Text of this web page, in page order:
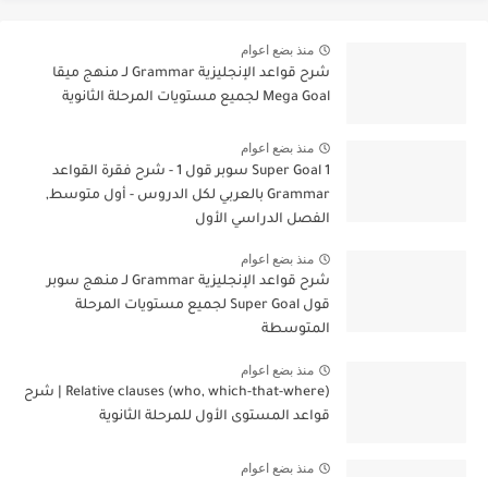
منذ بضع اعوام
شرح قواعد الإنجليزية Grammar لـ منهج ميقا
Mega Goal لجميع مستويات المرحلة الثانوية
منذ بضع اعوام
Super Goal 1 سوبر قول 1 - شرح فقرة القواعد
Grammar بالعربي لكل الدروس - أول متوسط,
الفصل الدراسي الأول
منذ بضع اعوام
شرح قواعد الإنجليزية Grammar لـ منهج سوبر
قول Super Goal لجميع مستويات المرحلة
المتوسطة
منذ بضع اعوام
Relative clauses (who, which-that-where) | شرح
قواعد المستوى الأول للمرحلة الثانوية
منذ بضع اعوام